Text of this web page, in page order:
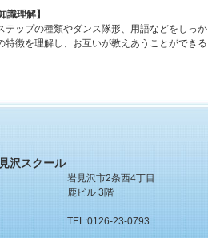
識理解】
テップの種類やダンス隊形、用語などをしっ
特徴を理解し、お互いが教えあうことができる
沢スクール
岩見沢市2条西4丁目
鹿ビル 3階
TEL:0126-23-0793